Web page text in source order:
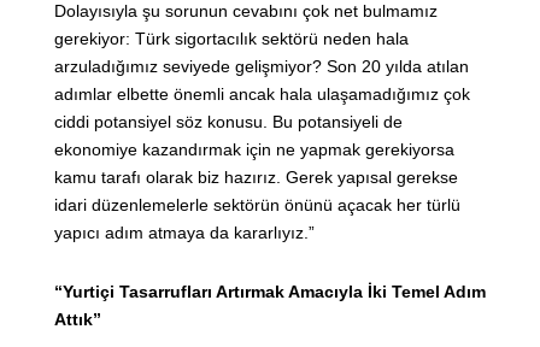
Dolayısıyla şu sorunun cevabını çok net bulmamız
gerekiyor: Türk sigortacılık sektörü neden hala
arzuladığımız seviyede gelişmiyor? Son 20 yılda atılan
adımlar elbette önemli ancak hala ulaşamadığımız çok
ciddi potansiyel söz konusu. Bu potansiyeli de
ekonomiye kazandırmak için ne yapmak gerekiyorsa
kamu tarafı olarak biz hazırız. Gerek yapısal gerekse
idari düzenlemelerle sektörün önünü açacak her türlü
yapıcı adım atmaya da kararlıyız.”
“Yurtiçi Tasarrufları Artırmak Amacıyla İki Temel Adım
Attık”